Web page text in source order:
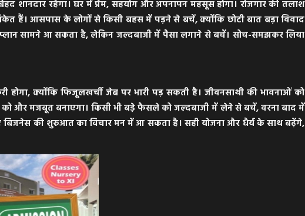
शानदार रहेगा। घर में प्रेम, सहयोग और अपनापन महसूस होगा। रोजगार की तलाश
हैं। आसपास के लोगों से किसी बहस में पड़ने से बचें, क्योंकि छोटी बात बड़ा विवाद
सामने आ सकता है, लेकिन जल्दबाजी में पैसा लगाने से बचें। सोच-समझकर लिया
होगा, क्योंकि फिजूलखर्ची जेब पर भारी पड़ सकती है। जीवनसाथी की भावनाओं को
को और मजबूत बनाएगा। किसी भी बड़े फैसले को जल्दबाजी में लेने से बचें, वरना बाद में
बिजनेस की शुरुआत का विचार मन में आ सकता है। सही योजना और धैर्य के साथ बढ़ेंगे,